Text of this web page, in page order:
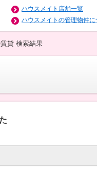
ハウスメイト店舗一覧
ハウスメイトの管理物件に
貸 検索結果